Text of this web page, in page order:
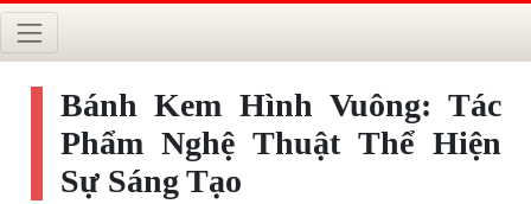
Bánh Kem Hình Vuông: Tác
Phẩm Nghệ Thuật Thể Hiện
Sự Sáng Tạo